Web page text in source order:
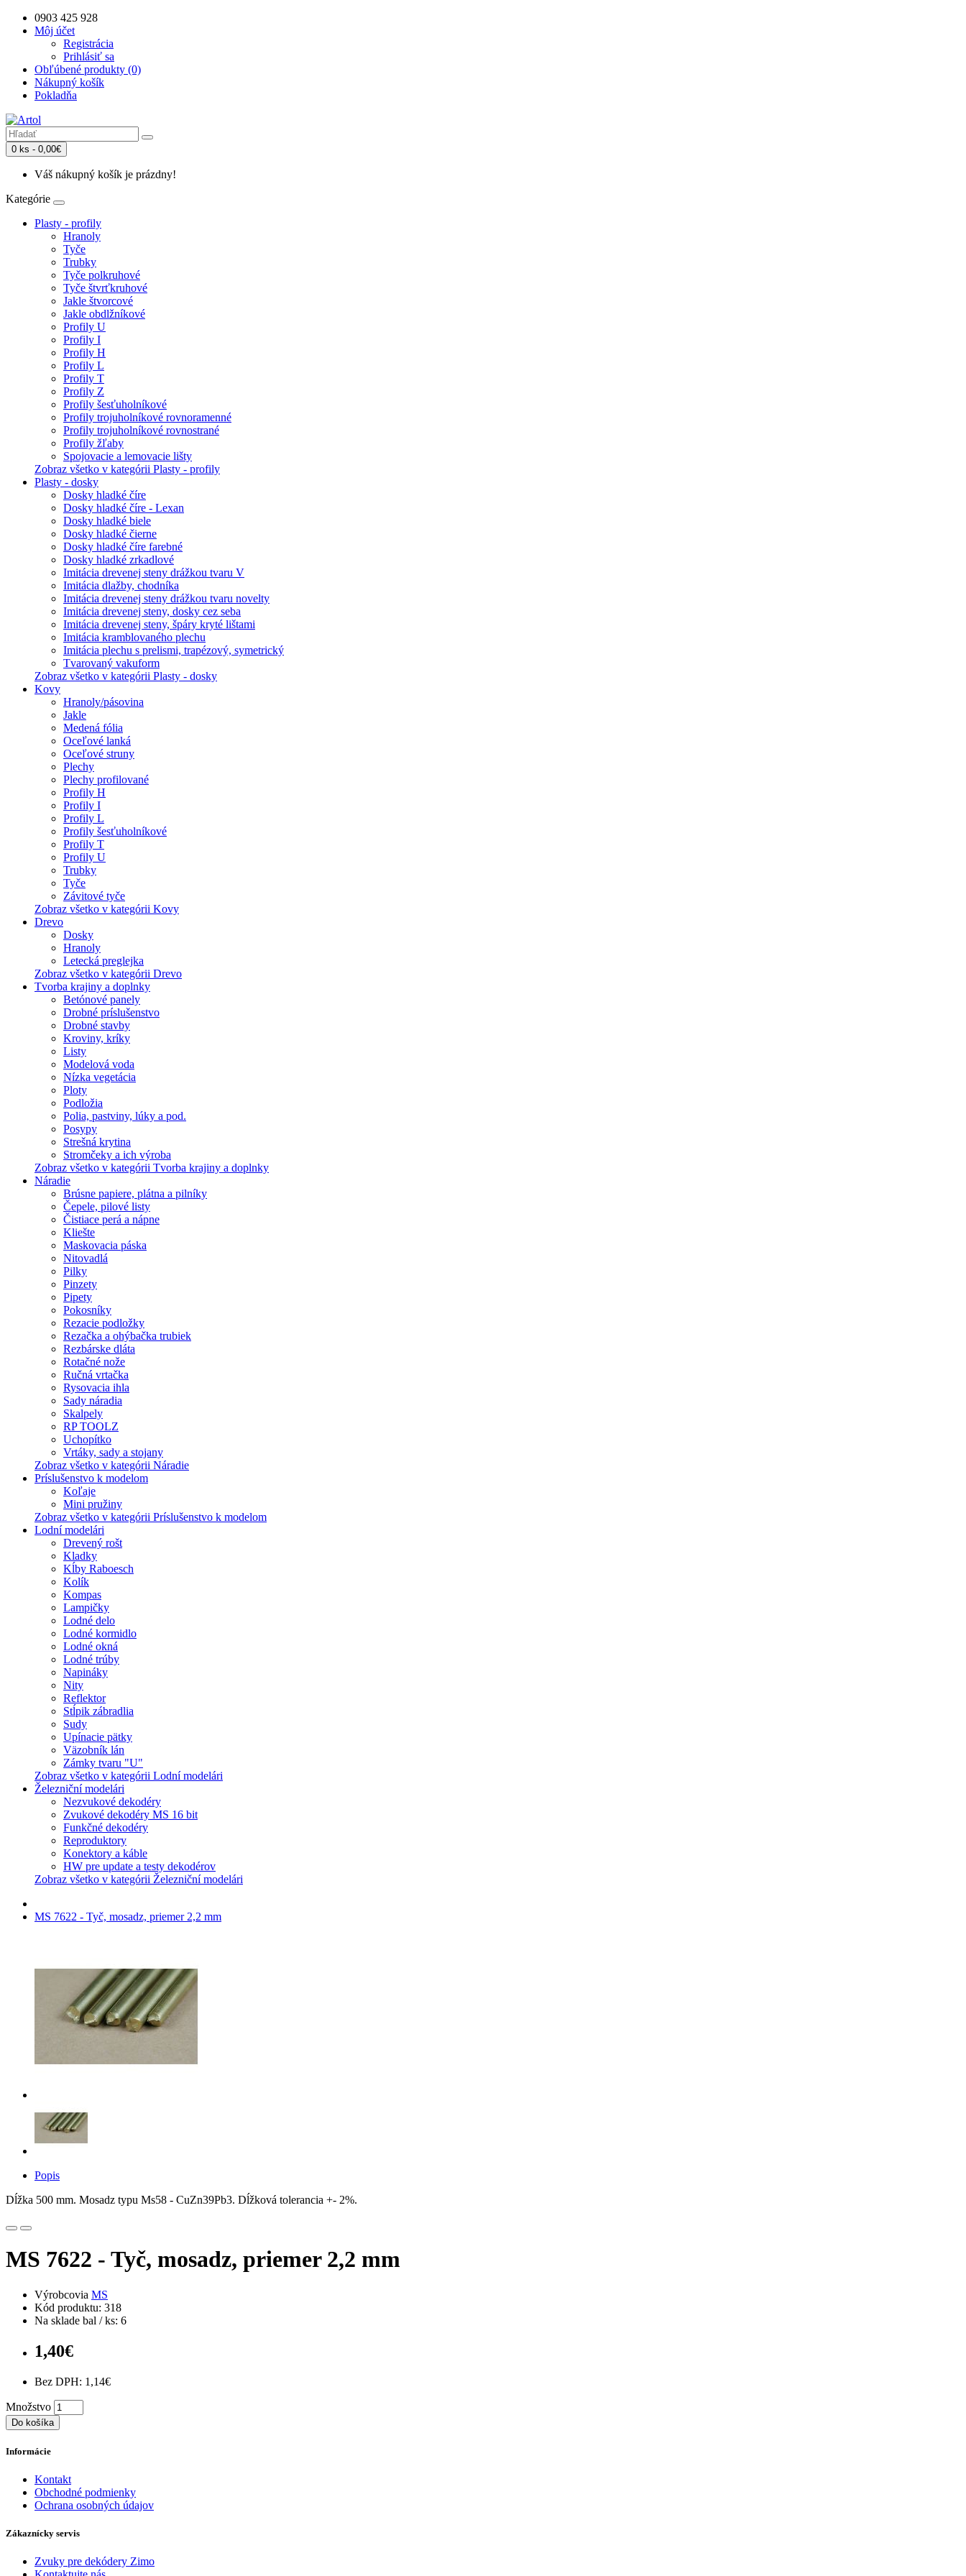
0903 425 928
Môj účet
Registrácia
Prihlásiť sa
Obľúbené produkty (0)
Nákupný košík
Pokladňa
0 ks - 0,00€
Váš nákupný košík je prázdny!
Kategórie
Plasty - profily
Hranoly
Tyče
Trubky
Tyče polkruhové
Tyče štvrťkruhové
Jakle štvorcové
Jakle obdlžníkové
Profily U
Profily I
Profily H
Profily L
Profily T
Profily Z
Profily šesťuholníkové
Profily trojuholníkové rovnoramenné
Profily trojuholníkové rovnostrané
Profily žľaby
Spojovacie a lemovacie lišty
Zobraz všetko v kategórii Plasty - profily
Plasty - dosky
Dosky hladké číre
Dosky hladké číre - Lexan
Dosky hladké biele
Dosky hladké čierne
Dosky hladké číre farebné
Dosky hladké zrkadlové
Imitácia drevenej steny drážkou tvaru V
Imitácia dlažby, chodníka
Imitácia drevenej steny drážkou tvaru novelty
Imitácia drevenej steny, dosky cez seba
Imitácia drevenej steny, špáry kryté lištami
Imitácia kramblovaného plechu
Imitácia plechu s prelismi, trapézový, symetrický
Tvarovaný vakuform
Zobraz všetko v kategórii Plasty - dosky
Kovy
Hranoly/pásovina
Jakle
Medená fólia
Oceľové lanká
Oceľové struny
Plechy
Plechy profilované
Profily H
Profily I
Profily L
Profily šesťuholníkové
Profily T
Profily U
Trubky
Tyče
Závitové tyče
Zobraz všetko v kategórii Kovy
Drevo
Dosky
Hranoly
Letecká preglejka
Zobraz všetko v kategórii Drevo
Tvorba krajiny a doplnky
Betónové panely
Drobné príslušenstvo
Drobné stavby
Kroviny, kríky
Listy
Modelová voda
Nízka vegetácia
Ploty
Podložia
Polia, pastviny, lúky a pod.
Posypy
Strešná krytina
Stromčeky a ich výroba
Zobraz všetko v kategórii Tvorba krajiny a doplnky
Náradie
Brúsne papiere, plátna a pilníky
Čepele, pilové listy
Čistiace perá a nápne
Kliešte
Maskovacia páska
Nitovadlá
Pilky
Pinzety
Pipety
Pokosníky
Rezacie podložky
Rezačka a ohýbačka trubiek
Rezbárske dláta
Rotačné nože
Ručná vrtačka
Rysovacia ihla
Sady náradia
Skalpely
RP TOOLZ
Uchopítko
Vrtáky, sady a stojany
Zobraz všetko v kategórii Náradie
Príslušenstvo k modelom
Koľaje
Mini pružiny
Zobraz všetko v kategórii Príslušenstvo k modelom
Lodní modelári
Drevený rošt
Kladky
Kĺby Raboesch
Kolík
Kompas
Lampičky
Lodné delo
Lodné kormidlo
Lodné okná
Lodné trúby
Napináky
Nity
Reflektor
Stĺpik zábradlia
Sudy
Upínacie pätky
Väzobník lán
Zámky tvaru "U"
Zobraz všetko v kategórii Lodní modelári
Železniční modelári
Nezvukové dekodéry
Zvukové dekodéry MS 16 bit
Funkčné dekodéry
Reproduktory
Konektory a káble
HW pre update a testy dekodérov
Zobraz všetko v kategórii Železniční modelári
MS 7622 - Tyč, mosadz, priemer 2,2 mm
Popis
Dĺžka 500 mm. Mosadz typu Ms58 - CuZn39Pb3. Dĺžková tolerancia +- 2%.
MS 7622 - Tyč, mosadz, priemer 2,2 mm
Výrobcovia MS
Kód produktu: 318
Na sklade bal / ks: 6
1,40€
Bez DPH: 1,14€
Množstvo
Do košíka
Informácie
Kontakt
Obchodné podmienky
Ochrana osobných údajov
Zákaznícky servis
Zvuky pre dekódery Zimo